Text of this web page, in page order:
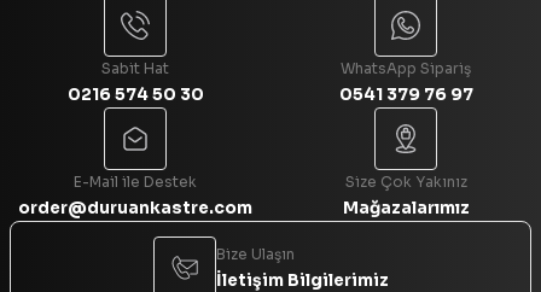
Sabit Hat
0216 574 50 30
WhatsApp Sipariş
0541 379 76 97
E-Mail ile Destek
order@duruankastre.com
Size Çok Yakınız
Mağazalarımız
Bize Ulaşın
İletişim Bilgilerimiz